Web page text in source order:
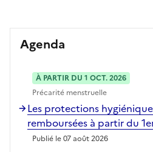
Agenda
À PARTIR DU 1 OCT. 2026
Précarité menstruelle
Les protections
remboursées à partir du
Publié le 07 août 2026